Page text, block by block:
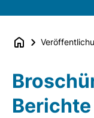
Berichte